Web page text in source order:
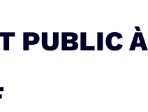
PUBLIC À